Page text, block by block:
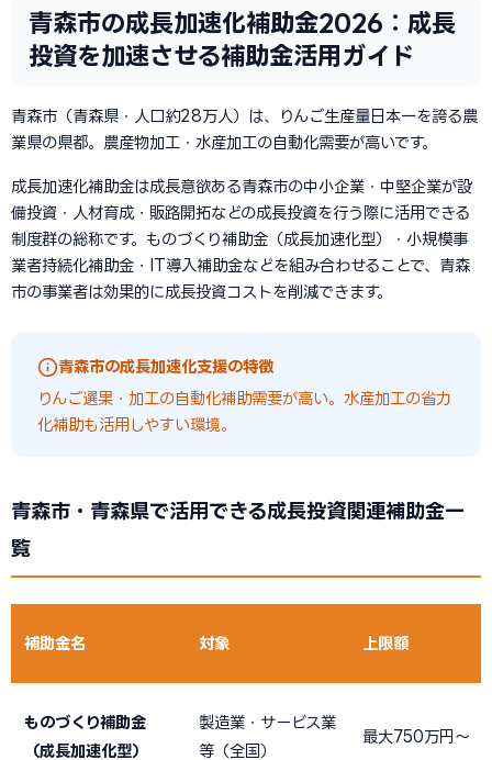
青森市の成長加速化補助金2026：成長
投資を加速させる補助金活用ガイド
青森市（青森県・人口約28万人）は、りんご生産量日本一を誇る農
業県の県都。農産物加工・水産加工の自動化需要が高いです。
成長加速化補助金は成長意欲ある青森市の中小企業・中堅企業が設
備投資・人材育成・販路開拓などの成長投資を行う際に活用できる
制度群の総称です。ものづくり補助金（成長加速化型）・小規模事
業者持続化補助金・IT導入補助金などを組み合わせることで、青森
市の事業者は効果的に成長投資コストを削減できます。
青森市の成長加速化支援の特徴
りんご選果・加工の自動化補助需要が高い。水産加工の省力
化補助も活用しやすい環境。
青森市・青森県で活用できる成長投資関連補助金一
覧
補助金名 対象 上限額
ものづくり補助金
（成長加速化型）
製造業・サービス業
等（全国）
最大750万円〜